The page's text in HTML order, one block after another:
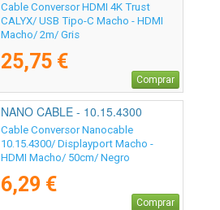
Cable Conversor HDMI 4K Trust
CALYX/ USB Tipo-C Macho - HDMI
Macho/ 2m/ Gris
25,75 €
Comprar
NANO CABLE - 10.15.4300
Cable Conversor Nanocable
10.15.4300/ Displayport Macho -
HDMI Macho/ 50cm/ Negro
6,29 €
Comprar